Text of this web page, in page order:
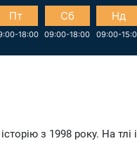
Пт
18:00
Сб
09:00-18:00
Нд
09:00-
з 1998 року. На тлі